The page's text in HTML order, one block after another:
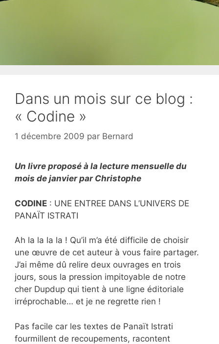
Dans un mois sur ce blog :
« Codine »
1 décembre 2009 par Bernard
Un livre proposé à la lecture mensuelle du
mois de janvier par Christophe
CODINE : UNE ENTREE DANS L’UNIVERS DE
PANAÏT ISTRATI
Ah la la la la ! Qu’il m’a été difficile de choisir
une œuvre de cet auteur à vous faire partager.
J’ai même dû relire deux ouvrages en trois
jours, sous la pression impitoyable de notre
cher Dupdup qui tient à une ligne éditoriale
irréprochable… et je ne regrette rien !
Pas facile car les textes de Panaït Istrati
fourmillent de recoupements, racontent